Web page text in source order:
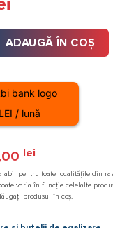
egalizare Termojet
ADAUGĂ ÎN COȘ
/ lună
lei
pentru toate localitățile din
varia în funcție celelalte
produsul în coș.